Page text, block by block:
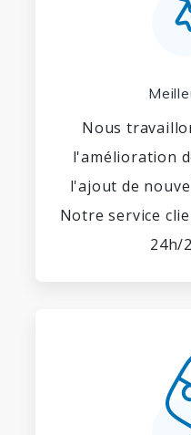
Nous
l'amélioration
l'ajout de
Notre service
24h/